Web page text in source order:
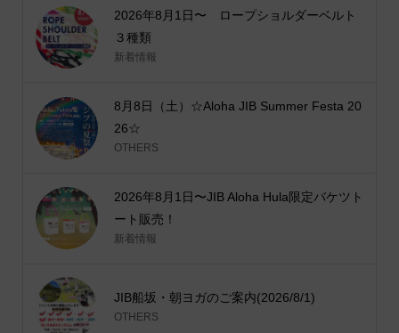
2026年8月1日〜 ロープショルダーベルト
３種類
新着情報
8月8日（土）☆Aloha JIB Summer Festa 20
26☆
OTHERS
2026年8月1日〜JIB Aloha Hula限定バケツト
ート販売！
新着情報
JIB船坂・朝ヨガのご案内(2026/8/1)
OTHERS